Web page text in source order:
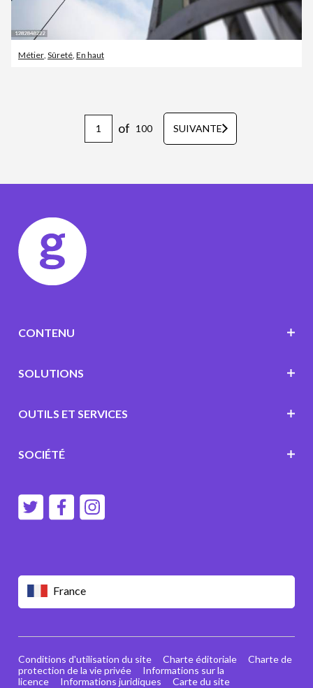
Métier Sûreté En haut
of 100 SUIVANTE
France
CONTENU
SOLUTIONS
OUTILS ET SERVICES
SOCIÉTÉ
Conditions d'utilisation du site Charte éditoriale
Charte de
protection de la vie privée
Informations sur la
licence
Informations juridiques Carte du site